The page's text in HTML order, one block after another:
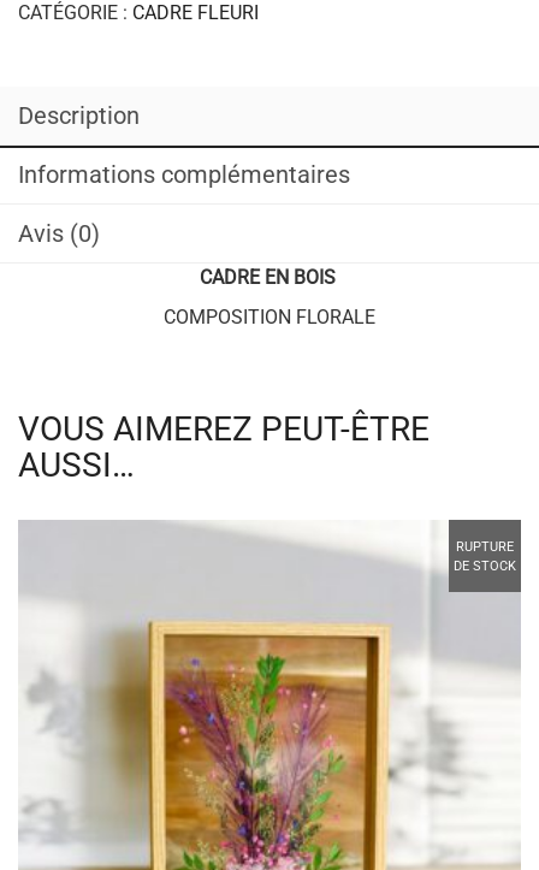
CATÉGORIE : CADRE FLEURI
Description
Informations complémentaires
Avis (0)
CADRE EN BOIS
COMPOSITION FLORALE
VOUS AIMEREZ PEUT-ÊTRE
AUSSI…
RUPTURE
DE STOCK